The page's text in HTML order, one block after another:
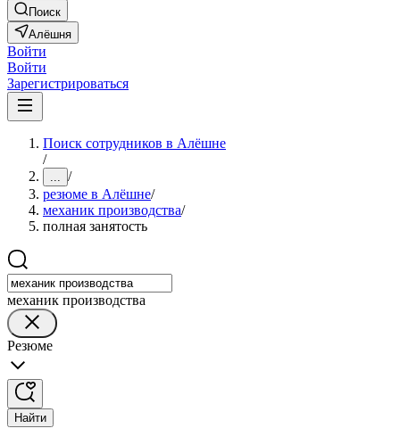
Поиск
Алёшня
Войти
Войти
Зарегистрироваться
Поиск сотрудников в Алёшне
/
... /
резюме в Алёшне/
механик производства/
полная занятость
механик производства
Резюме
Найти